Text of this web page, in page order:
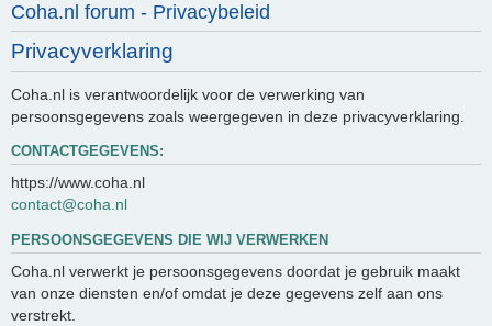
Coha.nl forum - Privacybeleid
Privacyverklaring
Coha.nl is verantwoordelijk voor de verwerking van
persoonsgegevens zoals weergegeven in deze privacyverklaring.
CONTACTGEGEVENS:
https://www.coha.nl
contact@coha.nl
PERSOONSGEGEVENS DIE WIJ VERWERKEN
Coha.nl verwerkt je persoonsgegevens doordat je gebruik maakt
van onze diensten en/of omdat je deze gegevens zelf aan ons
verstrekt.